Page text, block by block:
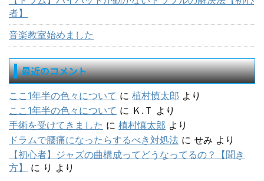
者】
音楽教室始めました
最近のコメント
ここ1年半の色々について に 植村慎太郎 より
ここ1年半の色々について に Ｋ.Ｔ より
手術を受けてきました に 植村慎太郎 より
ドラムで腰痛になったらするべき対処法 に せみ より
【初心者】ジャズの曲構成ってどうなってるの？【聞き
方】
に り より